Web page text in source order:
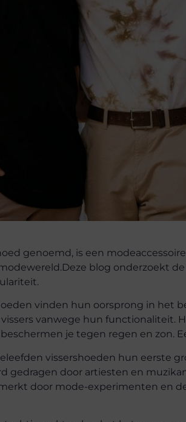
genoemd, is een
blog onderzoekt
vinden hun oorsprong in het
vanwege hun functionaliteit.
je tegen regen en zon.
vissershoeden hun eerste
gedragen door artiesten en
door mode-experimenten en